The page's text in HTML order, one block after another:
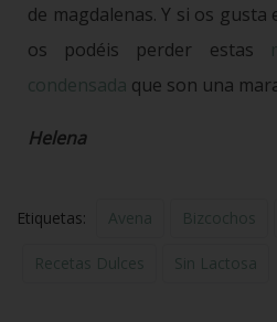
de magdalenas. Y si os
os podéis perder estas
condensada que son una
Helena
Etiquetas: Avena Bizcochos
Recetas Dulces Sin Lactosa